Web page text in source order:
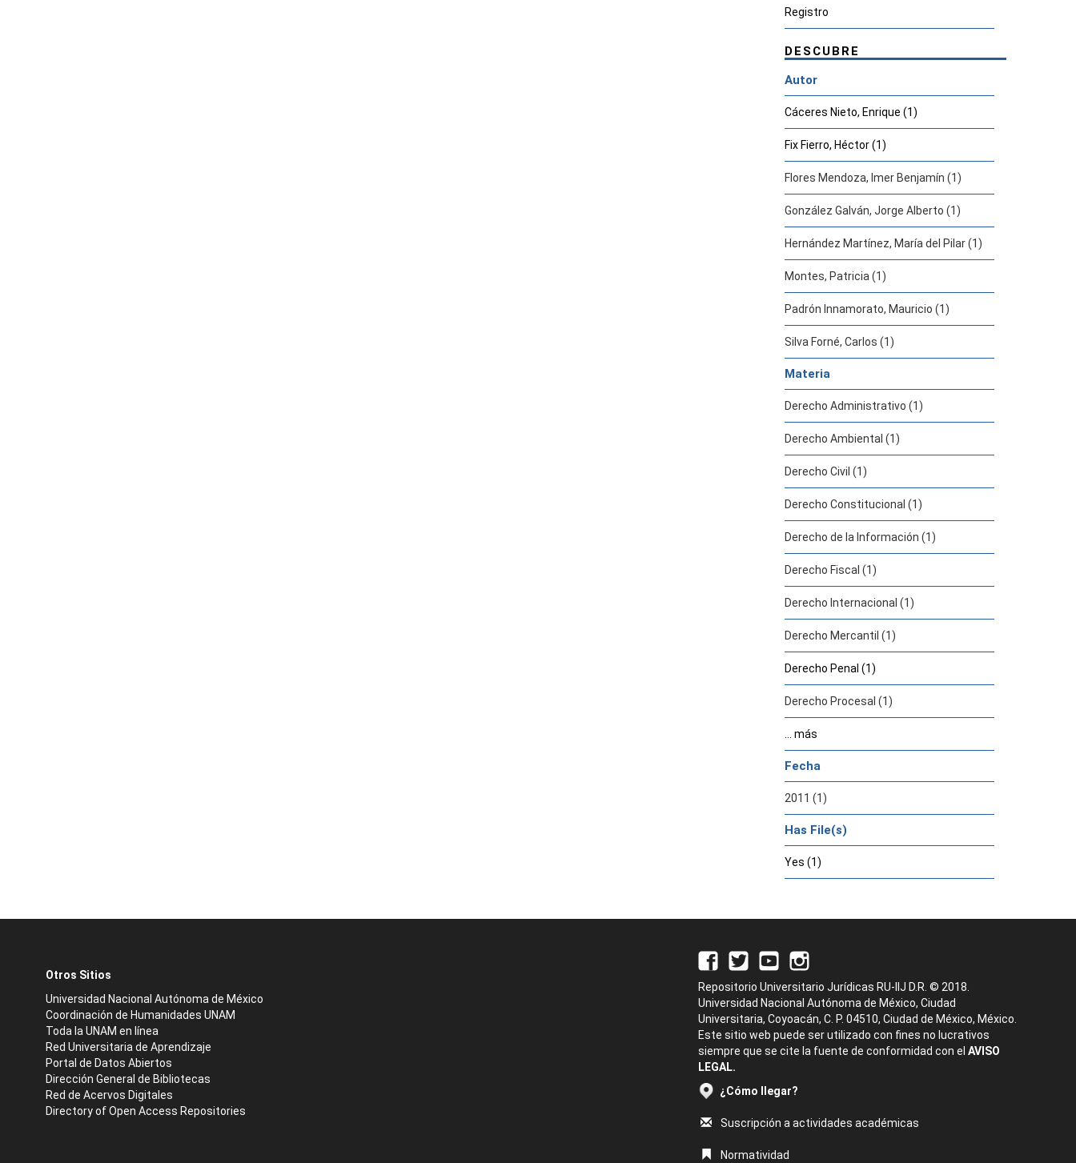
Registro
DESCUBRE
Autor
Cáceres Nieto, Enrique (1)
Fix Fierro, Héctor (1)
Flores Mendoza, Imer Benjamín (1)
González Galván, Jorge Alberto (1)
Hernández Martínez, María del Pilar (1)
Montes, Patricia (1)
Padrón Innamorato, Mauricio (1)
Silva Forné, Carlos (1)
Materia
Derecho Administrativo (1)
Derecho Ambiental (1)
Derecho Civil (1)
Derecho Constitucional (1)
Derecho de la Información (1)
Derecho Fiscal (1)
Derecho Internacional (1)
Derecho Mercantil (1)
Derecho Penal (1)
Derecho Procesal (1)
... más
Fecha
2011 (1)
Has File(s)
Yes (1)
Otros Sitios
Universidad Nacional Autónoma de México
Coordinación de Humanidades UNAM
Toda la UNAM en línea
Red Universitaria de Aprendizaje
Portal de Datos Abiertos
Dirección General de Bibliotecas
Red de Acervos Digitales
Directory of Open Access Repositories
Repositorio Universitario Jurídicas RU-IIJ D.R. © 2018.
Universidad Nacional Autónoma de México, Ciudad
Universitaria, Coyoacán, C. P. 04510, Ciudad de México, México.
Este sitio web puede ser utilizado con fines no lucrativos
siempre que se cite la fuente de conformidad con el AVISO
LEGAL.
¿Cómo llegar?
Suscripción a actividades académicas
Normatividad